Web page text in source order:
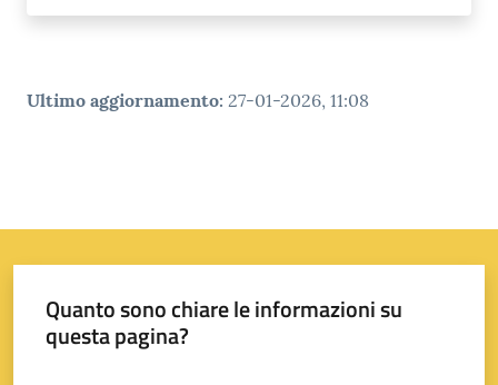
Ultimo aggiornamento: 27-01-2026, 11:08
Quanto sono chiare le informazioni su
questa pagina?